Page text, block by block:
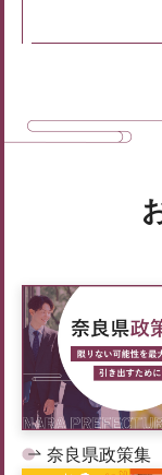
奈良県政策集